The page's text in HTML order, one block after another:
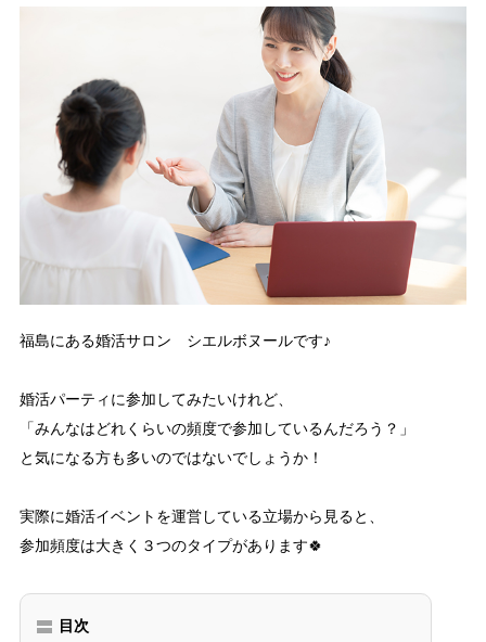
福島にある婚活サロン シエルボヌールです♪
婚活パーティに参加してみたいけれど、
「みんなはどれくらいの頻度で参加しているんだろう？」
と気になる方も多いのではないでしょうか！
実際に婚活イベントを運営している立場から見ると、
参加頻度は大きく３つのタイプがあります🍀
目次